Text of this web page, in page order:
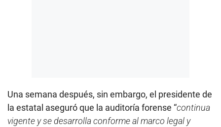
Una semana después, sin embargo, el presidente de
la estatal aseguró que la auditoría forense “continua
vigente y se desarrolla conforme al marco legal y